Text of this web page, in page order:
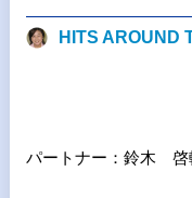
HITS AROUND
パートナー：鈴木